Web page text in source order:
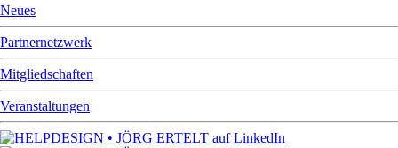
Neues
Partnernetzwerk
Mitgliedschaften
Veranstaltungen